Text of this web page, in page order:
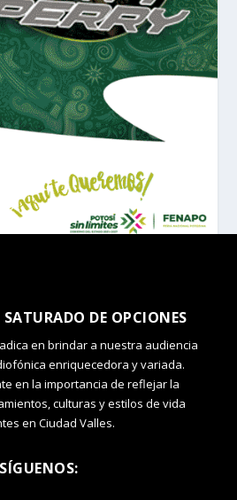
DE OPCIONES
en brindar a nuestra audiencia
enriquecedora y variada.
en la importancia de reflejar la
culturas y estilos de vida
en Ciudad Valles.
SÍGUENOS: